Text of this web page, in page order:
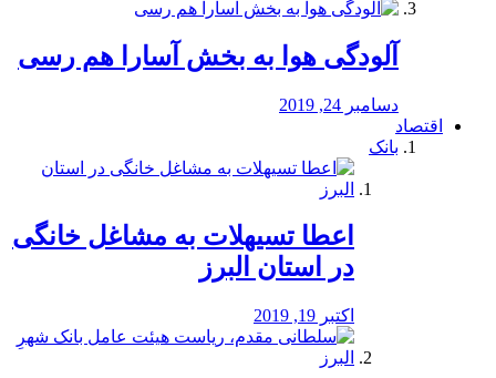
آلودگی هوا به بخش آسارا هم رسی
دسامبر 24, 2019
اقتصاد
بانک
️اعطا تسیهلات به مشاغل خانگی
در استان البرز
اکتبر 19, 2019